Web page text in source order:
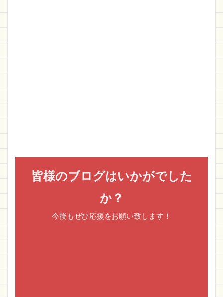
皆様のブログはいかがでした
か？
今後もぜひ応援をお願い致します！